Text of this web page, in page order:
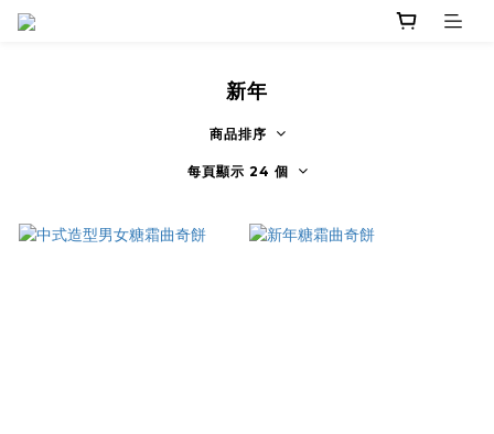
新年
商品排序
每頁顯示 24 個